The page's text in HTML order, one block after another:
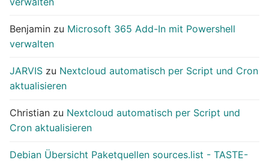
Benjamin zu Microsoft 365 Add-In mit Powershell
verwalten
JARVIS zu Nextcloud automatisch per Script und Cron
aktualisieren
Christian zu Nextcloud automatisch per Script und
Cron aktualisieren
Debian Übersicht Paketquellen sources.list - TASTE-